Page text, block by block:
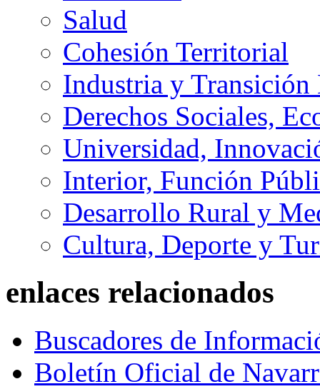
Salud
Cohesión Territorial
Industria y
Derechos Sociales,
Universidad,
Interior, Función
Desarrollo Rural y
Cultura, Deporte y
enlaces relacionados
Buscadores de
Boletín Oficial de